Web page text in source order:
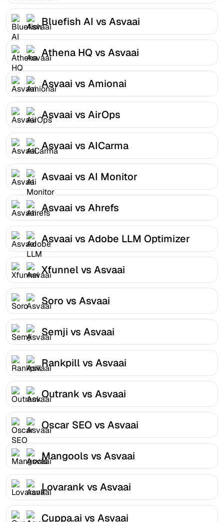
Bluefish AI vs Asvaai
Athena HQ vs Asvaai
Asvaai vs Amionai
Asvaai vs AirOps
Asvaai vs AICarma
Asvaai vs AI Monitor
Asvaai vs Ahrefs
Asvaai vs Adobe LLM Optimizer
Xfunnel vs Asvaai
Soro vs Asvaai
Semji vs Asvaai
Rankpill vs Asvaai
Outrank vs Asvaai
Oscar SEO vs Asvaai
Mangools vs Asvaai
Lovarank vs Asvaai
Cuppa.ai vs Asvaai